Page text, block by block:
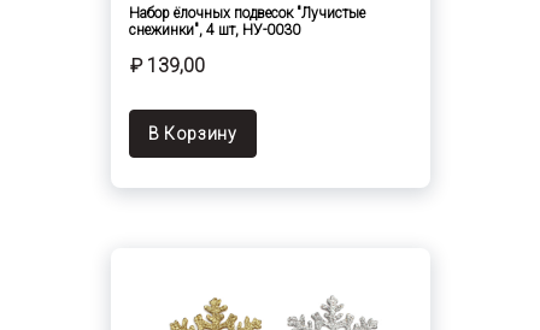
Набор ёлочных подвесок "Лучистые
снежинки", 4 шт, НУ-0030
₽ 139,00
В Корзину